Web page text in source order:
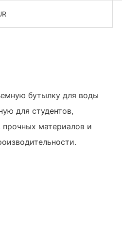
бутылку для воды
для студентов,
прочных материалов и